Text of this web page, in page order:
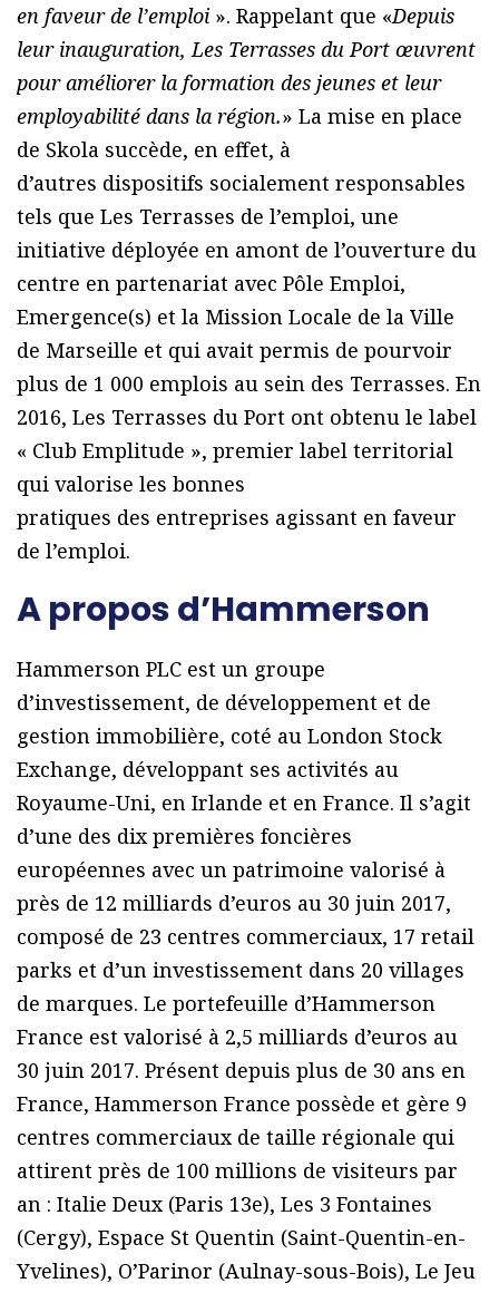
en faveur de l’emploi ». Rappelant que «Depuis
leur inauguration, Les Terrasses du Port œuvrent
pour améliorer la formation des jeunes et leur
employabilité dans la région.» La mise en place
de Skola succède, en effet, à
d’autres dispositifs socialement responsables
tels que Les Terrasses de l’emploi, une
initiative déployée en amont de l’ouverture du
centre en partenariat avec Pôle Emploi,
Emergence(s) et la Mission Locale de la Ville
de Marseille et qui avait permis de pourvoir
plus de 1 000 emplois au sein des Terrasses. En
2016, Les Terrasses du Port ont obtenu le label
« Club Emplitude », premier label territorial
qui valorise les bonnes
pratiques des entreprises agissant en faveur
de l’emploi.
A propos d’Hammerson
Hammerson PLC est un groupe
d’investissement, de développement et de
gestion immobilière, coté au London Stock
Exchange, développant ses activités au
Royaume-Uni, en Irlande et en France. Il s’agit
d’une des dix premières foncières
européennes avec un patrimoine valorisé à
près de 12 milliards d’euros au 30 juin 2017,
composé de 23 centres commerciaux, 17 retail
parks et d’un investissement dans 20 villages
de marques. Le portefeuille d’Hammerson
France est valorisé à 2,5 milliards d’euros au
30 juin 2017. Présent depuis plus de 30 ans en
France, Hammerson France possède et gère 9
centres commerciaux de taille régionale qui
attirent près de 100 millions de visiteurs par
an : Italie Deux (Paris 13e), Les 3 Fontaines
(Cergy), Espace St Quentin (Saint-Quentin-en-
Yvelines), O’Parinor (Aulnay-sous-Bois), Le Jeu